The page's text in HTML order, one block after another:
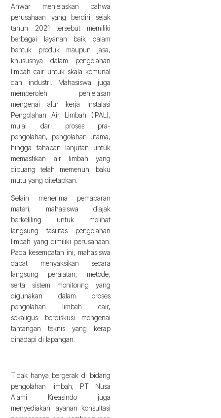
Anwar menjelaskan bahwa
perusahaan yang berdiri sejak
tahun 2021 tersebut memiliki
berbagai layanan baik dalam
bentuk produk maupun jasa,
khususnya dalam pengolahan
limbah cair untuk skala komunal
dan industri. Mahasiswa juga
memperoleh penjelasan
mengenai alur kerja Instalasi
Pengolahan Air Limbah (IPAL),
mulai dari proses pra-
pengolahan, pengolahan utama,
hingga tahapan lanjutan untuk
memastikan air limbah yang
dibuang telah memenuhi baku
mutu yang ditetapkan.
Selain menerima pemaparan
materi, mahasiswa diajak
berkeliling untuk melihat
langsung fasilitas pengolahan
limbah yang dimiliki perusahaan.
Pada kesempatan ini, mahasiswa
dapat menyaksikan secara
langsung peralatan, metode,
serta sistem monitoring yang
digunakan dalam proses
pengolahan limbah cair,
sekaligus berdiskusi mengenai
tantangan teknis yang kerap
dihadapi di lapangan.
Tidak hanya bergerak di bidang
pengolahan limbah, PT Nusa
Alami Kreasindo juga
menyediakan layanan konsultasi